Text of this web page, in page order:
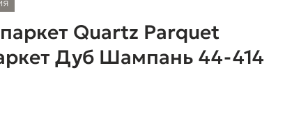
Quartz Parquet
Дуб Шампань 44-414